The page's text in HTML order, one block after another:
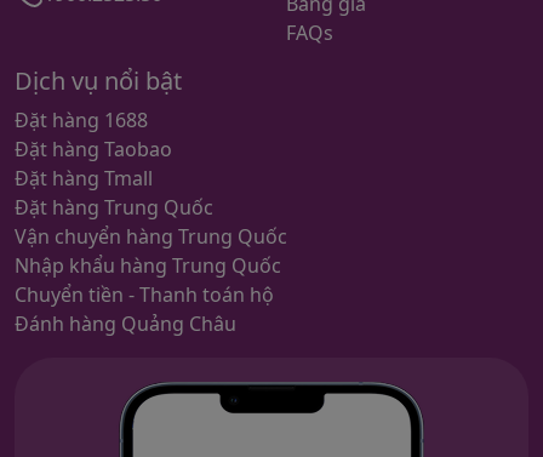
FAQs
Dịch vụ nổi bật
Đặt hàng 1688
Đặt hàng Taobao
Đặt hàng Tmall
Đặt hàng Trung Quốc
Vận chuyển hàng Trung Quốc
Nhập khẩu hàng Trung Quốc
Chuyển tiền - Thanh toán hộ
Đánh hàng Quảng Châu